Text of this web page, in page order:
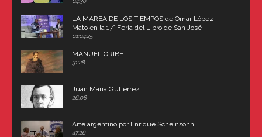
LA MAREA DE LOS TIEMPOS de Omar López
Mato en la 17° Feria del Libro de San José
(Uruguay)
01:04:25
MANUEL ORIBE
31:28
Juan María Gutiérrez
26:08
Arte argentino por Enrique Scheinsohn
47:26